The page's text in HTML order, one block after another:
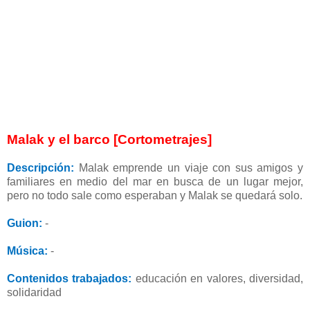
Malak y el barco [Cortometrajes]
Descripción: Malak emprende un viaje con sus amigos y
familiares en medio del mar en busca de un lugar mejor,
pero no todo sale como esperaban y Malak se quedará solo.
Guion: -
Música: -
Contenidos trabajados: educación en valores, diversidad,
solidaridad